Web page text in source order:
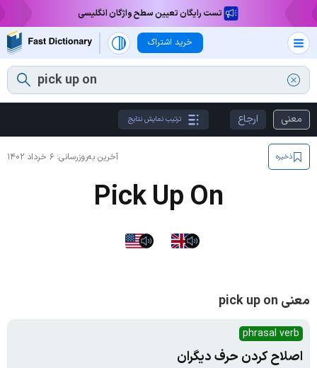
تست رایگان تعیین سطح واژگان انگلیسی
خرید اشتراک
معنی ارجاع ترتیب نمایش نتایج
آخرین به‌روزرسانی: ۶ خرداد ۱۴۰۲ ذخیره
Pick Up On
معنی pick up on
phrasal verb
اصلاح کردن حرف دیگران